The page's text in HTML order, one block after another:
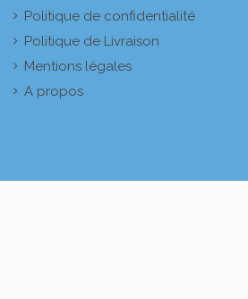
Politique de confidentialité
Politique de Livraison
Mentions légales
A propos